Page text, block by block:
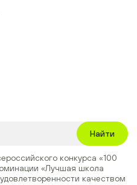
Найти
конкурса «100
«Лучшая школа
качеством